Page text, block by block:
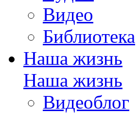
Видео
Библиотека
Наша жизнь
Наша жизнь
Видеоблог